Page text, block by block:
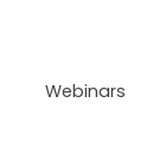
Webinars